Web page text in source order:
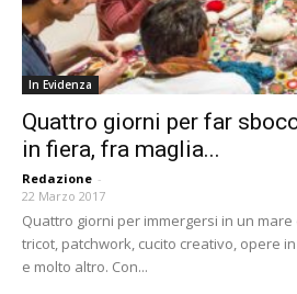
In Evidenza
Quattro giorni per far
in fiera, fra maglia...
Redazione -
22 Marzo 2017
Quattro giorni per immergersi in un
tricot, patchwork, cucito creativo, opere
e molto altro. Con...